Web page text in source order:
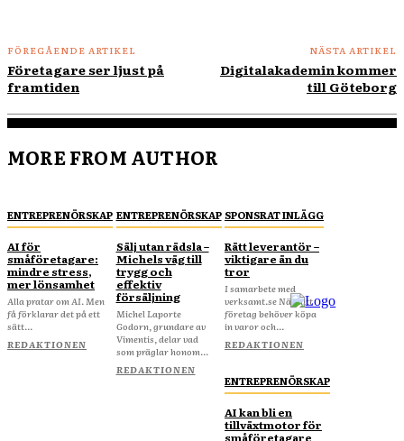
FÖREGÅENDE ARTIKEL
Företagare ser ljust på
framtiden
NÄSTA ARTIKEL
Digitalakademin kommer
till Göteborg
MORE FROM AUTHOR
ENTREPRENÖRSKAP
AI för
småföretagare:
mindre stress,
mer lönsamhet
Alla pratar om AI. Men
få förklarar det på ett
sätt...
REDAKTIONEN
ENTREPRENÖRSKAP
Sälj utan rädsla –
Michels väg till
trygg och
effektiv
försäljning
Michel Laporte
Godorn, grundare av
Vimentis, delar vad
som präglar honom...
REDAKTIONEN
SPONSRAT INLÄGG
Rätt leverantör –
viktigare än du
tror
I samarbete med
verksamt.se När ditt
företag behöver köpa
in varor och...
REDAKTIONEN
ENTREPRENÖRSKAP
AI kan bli en
tillväxtmotor för
småföretagare